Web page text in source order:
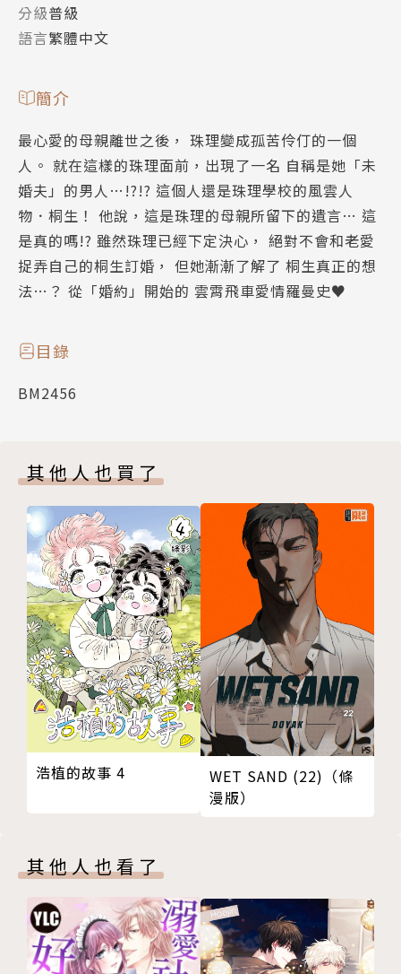
分級普級
語言繁體中文
簡介
最心愛的母親離世之後， 珠理變成孤苦伶仃的一個
人。 就在這樣的珠理面前，出現了一名 自稱是她「未
婚夫」的男人…!?!? 這個人還是珠理學校的風雲人
物．桐生！ 他說，這是珠理的母親所留下的遺言… 這
是真的嗎!? 雖然珠理已經下定決心， 絕對不會和老愛
捉弄自己的桐生訂婚， 但她漸漸了解了 桐生真正的想
法…？ 從「婚約」開始的 雲霄飛車愛情羅曼史♥
目錄
BM2456
其他人也買了
浩植的故事 4
WET SAND (22)（條
漫版）
其他人也看了